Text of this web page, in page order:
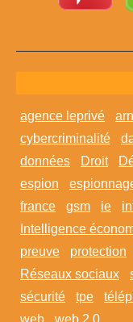
agence leprivé
cybercriminalité
données
Droit
espion
france
gsm ie
Intelligence
preuve
protection
Réseaux sociaux
sécurité
tpe
web
web 2.0